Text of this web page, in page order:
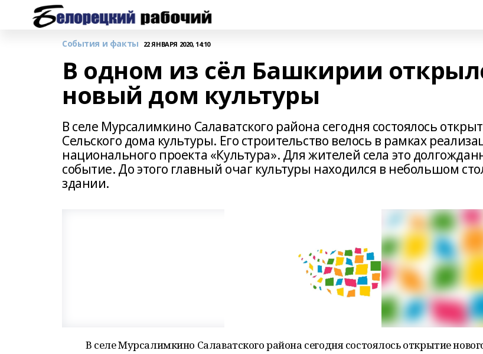
События и факты 22 ЯНВАРЯ 2020, 14:10
В одном из сёл Башкирии
новый дом культуры
В селе Мурсалимкино Салаватского района сегодня состоялось
Сельского дома культуры. Его строительство велось в рамках
национального проекта «Культура». Для жителей села это
событие. До этого главный очаг культуры находился в небольшом
здании.
В селе Мурсалимкино Салаватского района сегодня состоялось открытие